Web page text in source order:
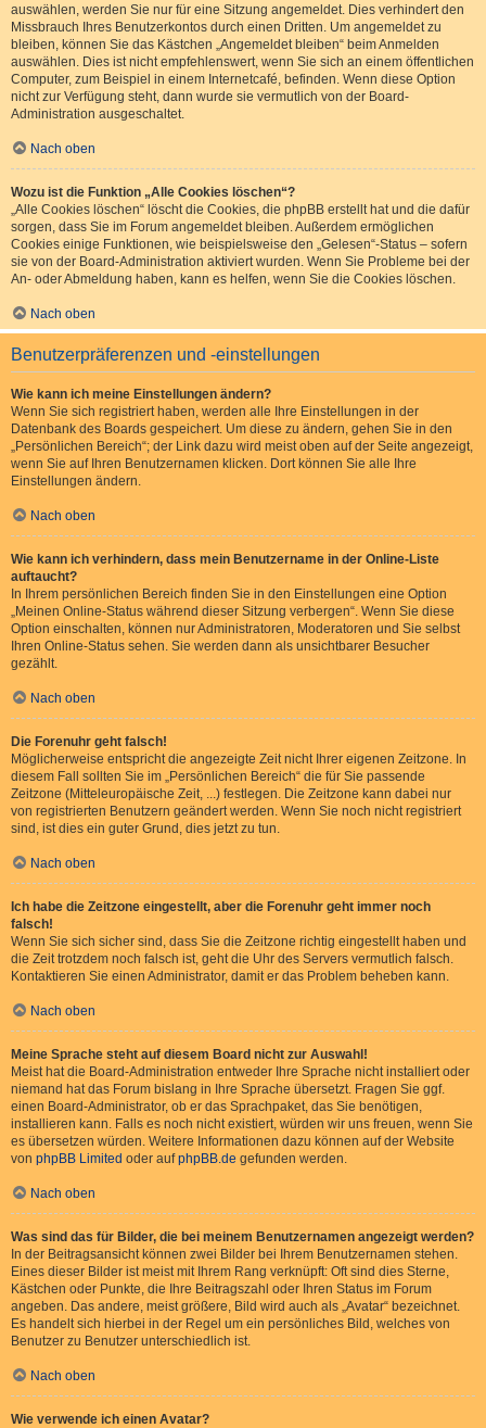
auswählen, werden Sie nur für eine Sitzung angemeldet. Dies verhindert den
Missbrauch Ihres Benutzerkontos durch einen Dritten. Um angemeldet zu
bleiben, können Sie das Kästchen „Angemeldet bleiben“ beim Anmelden
auswählen. Dies ist nicht empfehlenswert, wenn Sie sich an einem öffentlichen
Computer, zum Beispiel in einem Internetcafé, befinden. Wenn diese Option
nicht zur Verfügung steht, dann wurde sie vermutlich von der Board-
Administration ausgeschaltet.
Nach oben
Wozu ist die Funktion „Alle Cookies löschen“?
„Alle Cookies löschen“ löscht die Cookies, die phpBB erstellt hat und die dafür
sorgen, dass Sie im Forum angemeldet bleiben. Außerdem ermöglichen
Cookies einige Funktionen, wie beispielsweise den „Gelesen“-Status – sofern
sie von der Board-Administration aktiviert wurden. Wenn Sie Probleme bei der
An- oder Abmeldung haben, kann es helfen, wenn Sie die Cookies löschen.
Nach oben
Benutzerpräferenzen und -einstellungen
Wie kann ich meine Einstellungen ändern?
Wenn Sie sich registriert haben, werden alle Ihre Einstellungen in der
Datenbank des Boards gespeichert. Um diese zu ändern, gehen Sie in den
„Persönlichen Bereich“; der Link dazu wird meist oben auf der Seite angezeigt,
wenn Sie auf Ihren Benutzernamen klicken. Dort können Sie alle Ihre
Einstellungen ändern.
Nach oben
Wie kann ich verhindern, dass mein Benutzername in der Online-Liste
auftaucht?
In Ihrem persönlichen Bereich finden Sie in den Einstellungen eine Option
„Meinen Online-Status während dieser Sitzung verbergen“. Wenn Sie diese
Option einschalten, können nur Administratoren, Moderatoren und Sie selbst
Ihren Online-Status sehen. Sie werden dann als unsichtbarer Besucher
gezählt.
Nach oben
Die Forenuhr geht falsch!
Möglicherweise entspricht die angezeigte Zeit nicht Ihrer eigenen Zeitzone. In
diesem Fall sollten Sie im „Persönlichen Bereich“ die für Sie passende
Zeitzone (Mitteleuropäische Zeit, ...) festlegen. Die Zeitzone kann dabei nur
von registrierten Benutzern geändert werden. Wenn Sie noch nicht registriert
sind, ist dies ein guter Grund, dies jetzt zu tun.
Nach oben
Ich habe die Zeitzone eingestellt, aber die Forenuhr geht immer noch
falsch!
Wenn Sie sich sicher sind, dass Sie die Zeitzone richtig eingestellt haben und
die Zeit trotzdem noch falsch ist, geht die Uhr des Servers vermutlich falsch.
Kontaktieren Sie einen Administrator, damit er das Problem beheben kann.
Nach oben
Meine Sprache steht auf diesem Board nicht zur Auswahl!
Meist hat die Board-Administration entweder Ihre Sprache nicht installiert oder
niemand hat das Forum bislang in Ihre Sprache übersetzt. Fragen Sie ggf.
einen Board-Administrator, ob er das Sprachpaket, das Sie benötigen,
installieren kann. Falls es noch nicht existiert, würden wir uns freuen, wenn Sie
es übersetzen würden. Weitere Informationen dazu können auf der Website
von phpBB Limited oder aufphpBB.de gefunden werden.
Nach oben
Was sind das für Bilder, die bei meinem Benutzernamen angezeigt werden?
In der Beitragsansicht können zwei Bilder bei Ihrem Benutzernamen stehen.
Eines dieser Bilder ist meist mit Ihrem Rang verknüpft: Oft sind dies Sterne,
Kästchen oder Punkte, die Ihre Beitragszahl oder Ihren Status im Forum
angeben. Das andere, meist größere, Bild wird auch als „Avatar“ bezeichnet.
Es handelt sich hierbei in der Regel um ein persönliches Bild, welches von
Benutzer zu Benutzer unterschiedlich ist.
Nach oben
Wie verwende ich einen Avatar?